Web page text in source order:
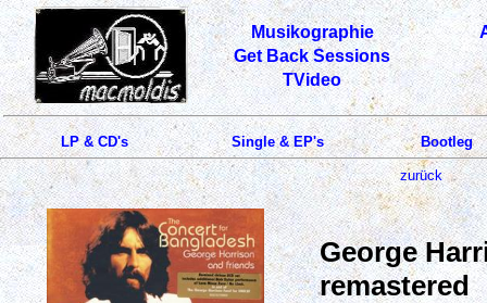
Musikographie
Get Back Sessions
TVideo
LP & CD's Single & EP's Bootleg
zurück
George
remastered